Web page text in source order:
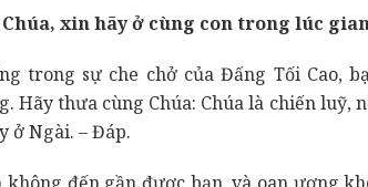
xin hãy ở cùng con trong lúc
trong sự che chở của Đấng Tối Cao,
Hãy thưa cùng Chúa: Chúa là chiến luỹ,
ở Ngài. – Đáp.